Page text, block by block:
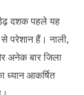
डेढ़ दशक पहले यह
परेशान हैं। नाली,
अनेक बार जिला
ध्यान आकर्षित